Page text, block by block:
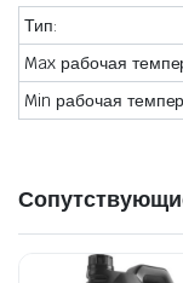
Тип:
Max рабочая
Min рабочая